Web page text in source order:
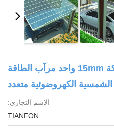
عرض 2.5 ~ 3m سماكة 15mm واحد مرآب الطاقة
الشمسية الكهروضوئية متعدد
الاسم التجاري:
TIANFON